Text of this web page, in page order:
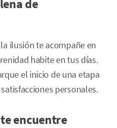
de
ilusión te acompañe en
habite en tus días.
el inicio de una etapa
personales.
encuentre